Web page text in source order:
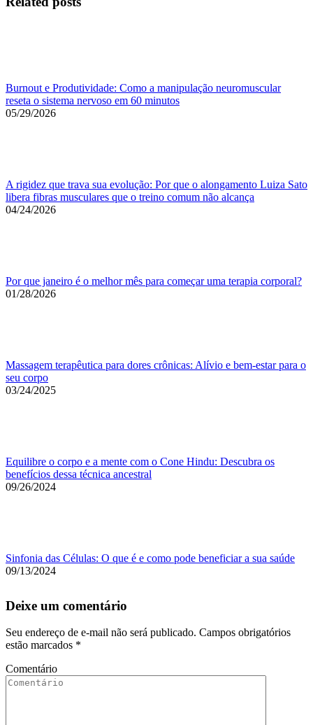
Burnout e Produtividade: Como a manipulação neuromuscular
reseta o sistema nervoso em 60 minutos
05/29/2026
A rigidez que trava sua evolução: Por que o alongamento Luiza Sato
libera fibras musculares que o treino comum não alcança
04/24/2026
Por que janeiro é o melhor mês para começar uma terapia corporal?
01/28/2026
Massagem terapêutica para dores crônicas: Alívio e bem-estar para o
seu corpo
03/24/2025
Equilibre o corpo e a mente com o Cone Hindu: Descubra os
benefícios dessa técnica ancestral
09/26/2024
Sinfonia das Células: O que é e como pode beneficiar a sua saúde
09/13/2024
Deixe um comentário
Seu endereço de e-mail não será publicado. Campos obrigatórios
estão marcados *
Comentário